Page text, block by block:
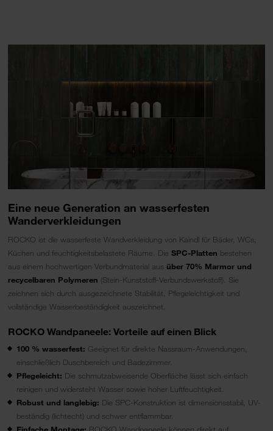
Eine neue Generation an wasserfesten
Wanderverkleidungen
ROCKO ist die wasserfeste Wandverkleidung von Kaindl für Bäder, WCs,
Küchen und feuchtigkeitsbelastete Räume. Die SPC-Platten bestehen
aus einem hochwertigen Verbundmaterial aus über 70% Marmor und
recycelbaren Polymeren (Stein-Kunststoff-Verbundswerkstoff). Sie
zeichnen sich durch ausgezeichnete Stabilität, Pflegeleichtigkeit und
vollständige Wasserbeständigkeit auszeichnet.
ROCKO Wandpaneele: Vorteile auf einen Blick
100 % wasserfest: Geeignet für direkte Nassraum-Anwendungen,
einschließlich Duschbereich und Badezimmer.
Pflegeleicht: Die schmutzabweisende Oberfläche lässt sich einfach
reinigen und widersteht Wasser sowie hoher Luftfeuchtigkeit.
Robust und langlebig: Die SPC-Konstruktion ist dimensionsstabil, UV-
beständig (lichtecht) und schwer entflammbar.